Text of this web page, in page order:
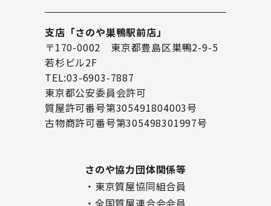
支店「さのや巣鴨駅前店」
〒170-0002 東京都豊島区巣鴨2-9-5
若杉ビル2F
TEL:03-6903-7887
東京都公安委員会許可
質屋許可番号第305491804003号
古物商許可番号第305498301997号
さのや協力団体関係等
・東京質屋協同組合員
・全国質屋連合会会員